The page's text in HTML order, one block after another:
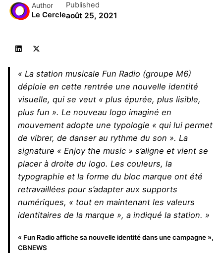
Author
Le Cercle
Published
août 25, 2021
« La station musicale Fun Radio (groupe M6)
déploie en cette rentrée une nouvelle identité
visuelle, qui se veut « plus épurée, plus lisible,
plus fun ». Le nouveau logo imaginé en
mouvement adopte une typologie « qui lui permet
de vibrer, de danser au rythme du son ». La
signature « Enjoy the music » s’aligne et vient se
placer à droite du logo. Les couleurs, la
typographie et la forme du bloc marque ont été
retravaillées pour s’adapter aux supports
numériques, « tout en maintenant les valeurs
identitaires de la marque », a indiqué la station. »
« Fun Radio affiche sa nouvelle identité dans une campagne »,
CBNEWS